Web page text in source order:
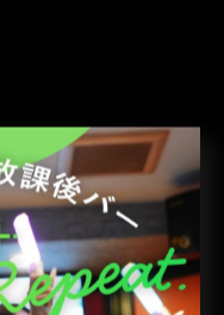
次のページ >